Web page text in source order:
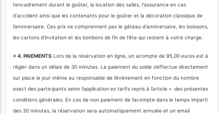
l'encadrement durant le goûter, la location des salles, l'assurance en cas
d'accident ainsi que les contenants pour le goûter et la décoration classique de
l’anniversaire. Ces prix ne comprennent pas le gâteau d'anniversaire, les boissons,
les cartons d'invitation et les bonbons de fin de fête qui restent à votre charge.
> 4. PAIEMENTS Lors de la réservation en ligne, un acompte de 95,00 euros est à
régler dans un délais de 30 minutes. Le paiement du solde s’effectue directement
sur place le jour même au responsable de l’évènement en fonction du nombre
exact des participants selon l’application es tarifs repris à l’article « des présentes
conditions générales. En cas de non paiement de l’acompte dans le temps imparti
des 30 minutes, la réservation sera automatiquement annulée et un email